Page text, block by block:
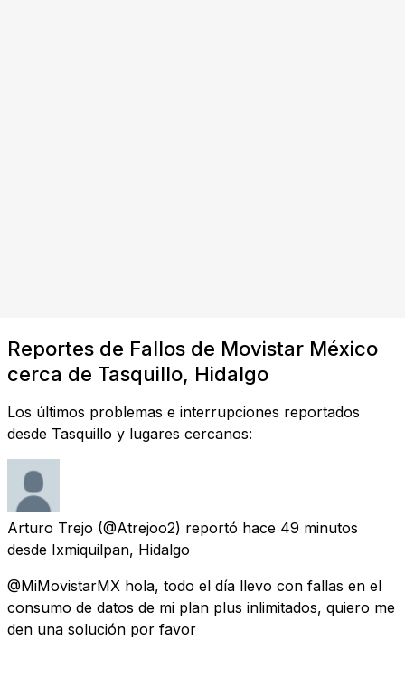
Reportes de Fallos de Movistar México
cerca de Tasquillo, Hidalgo
Los últimos problemas e interrupciones reportados
desde Tasquillo y lugares cercanos:
Arturo Trejo (@Atrejoo2) reportó hace 49 minutos
desde Ixmiquilpan, Hidalgo
@MiMovistarMX hola, todo el día llevo con fallas en el
consumo de datos de mi plan plus inlimitados, quiero me
den una solución por favor